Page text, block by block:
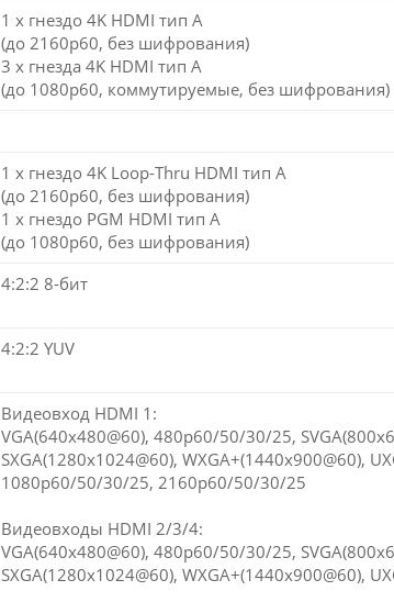
1 x гнездо 4K HDMI тип А
(до 2160p60, без шифрования)
3 x гнезда 4K HDMI тип А
(до 1080p60, коммутируемые, без шифрования)
1 x гнездо 4K Loop-Thru HDMI тип А
(до 2160p60, без шифрования)
1 x гнездо PGM HDMI тип А
(до 1080p60, без шифрования)
4:2:2 8-бит
4:2:2 YUV
Видеовход HDMI 1:
VGA(640x480@60), 480p60/50/30/25,
SXGA(1280x1024@60), WXGA+(1440x900@60),
1080p60/50/30/25, 2160p60/50/30/25
Видеовходы HDMI 2/3/4:
VGA(640x480@60), 480p60/50/30/25,
SXGA(1280x1024@60), WXGA+(1440x900@60),